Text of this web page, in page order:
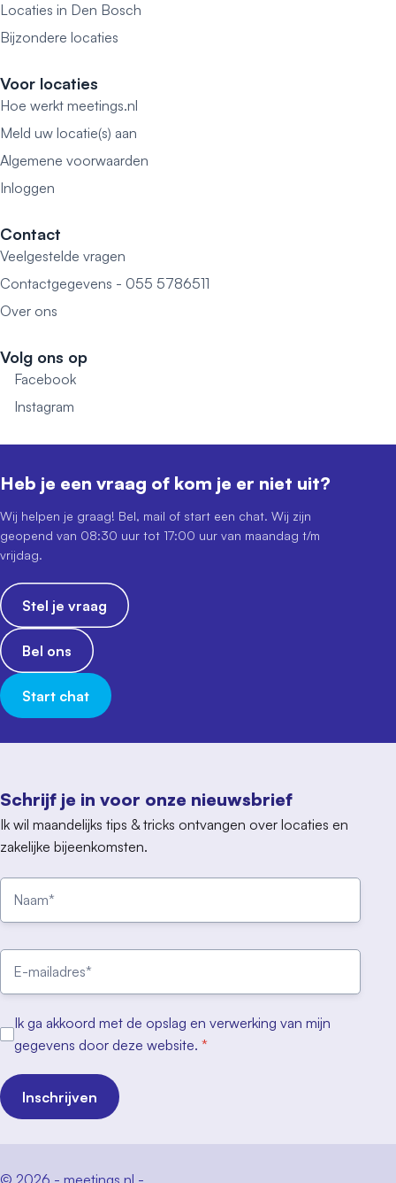
Locaties in Den Bosch
Bijzondere locaties
Voor locaties
Hoe werkt meetings.nl
Meld uw locatie(s) aan
Algemene voorwaarden
Inloggen
Contact
Veelgestelde vragen
Contactgegevens - 055 5786511
Over ons
Volg ons op
Facebook
Instagram
Schrijf je in voor onze nieuwsbrief
Ik wil maandelijks tips & tricks ontvangen over locaties en
zakelijke bijeenkomsten.
Ik ga akkoord met de opslag en verwerking van mijn
gegevens door deze website. *
Inschrijven
Heb je een vraag of kom je er niet uit?
Wij helpen je graag! Bel, mail of start een chat. Wij zijn
geopend van 08:30 uur tot 17:00 uur van maandag t/m
vrijdag.
Stel je vraag
Bel ons
Start chat
© 2026 - meetings.nl -